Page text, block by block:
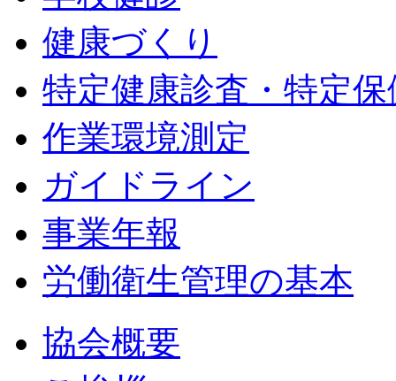
健康づくり
特定健康診査・特定
作業環境測定
ガイドライン
事業年報
労働衛生管理の基本
協会概要